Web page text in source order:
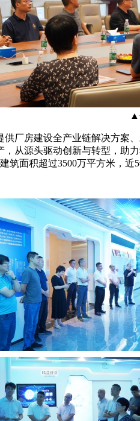
▲
厂房建设全产业链解决方案
从源头驱动创新与转型，
筑面积超过3500万平方米，